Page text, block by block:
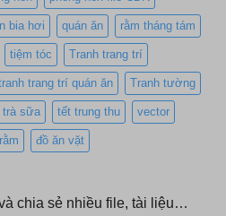
bia hơi quán ăn rằm tháng tám
tiệm tóc Tranh trang trí
trang trí quán ăn Tranh tường
trà sữa tết trung thu vector
đồ ăn vặt
chia sẻ nhiều file, tài liệu…